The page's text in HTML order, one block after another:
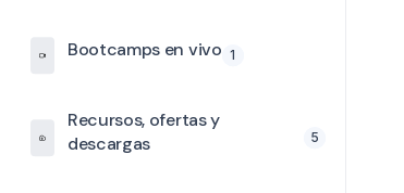
Bootcamps en vivo 1
Recursos, ofertas y
descargas
5